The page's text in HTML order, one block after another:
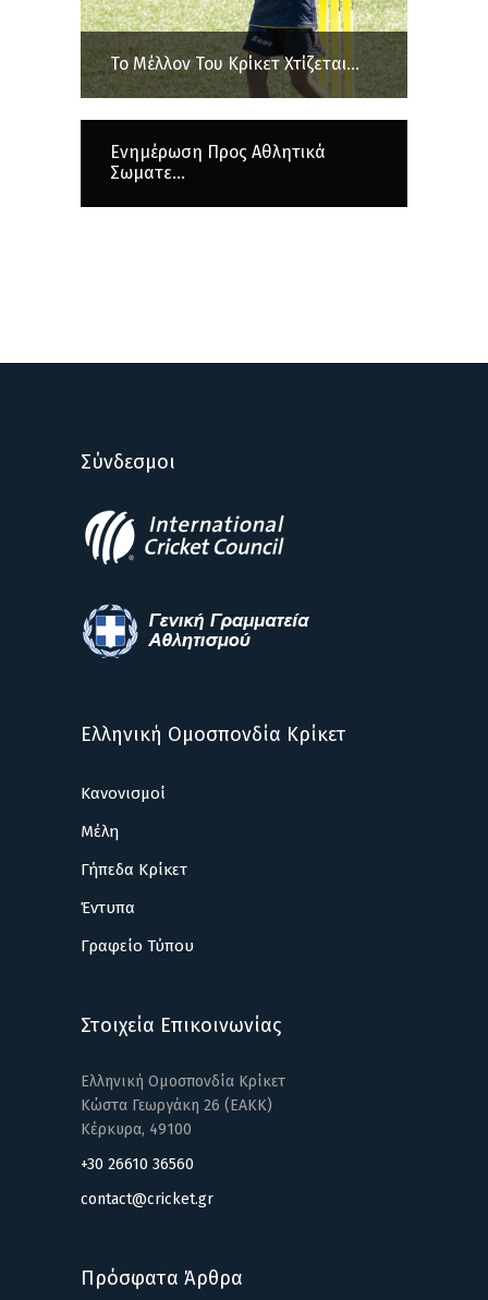
Το Μέλλον Του Κρίκετ Χτίζεται...
Ενημέρωση Προς Αθλητικά
Σωματε...
Σύνδεσμοι
Ελληνική Ομοσπονδία Κρίκετ
Κανονισμοί
Μέλη
Γήπεδα Κρίκετ
Έντυπα
Γραφείο Τύπου
Στοιχεία Επικοινωνίας
Ελληνική Ομοσπονδία Κρίκετ
Κώστα Γεωργάκη 26 (ΕΑΚΚ)
Κέρκυρα, 49100
+30 26610 36560
contact@cricket.gr
Πρόσφατα Άρθρα